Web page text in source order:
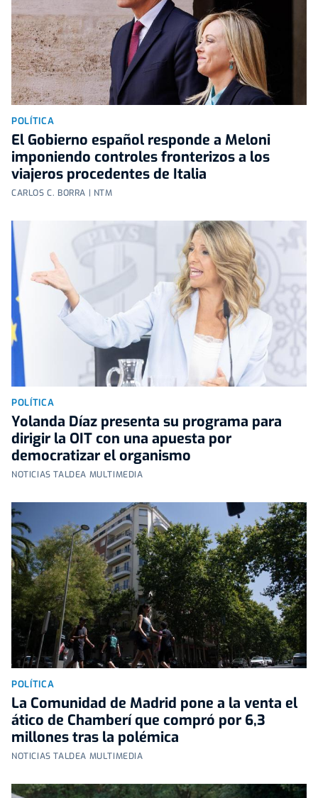
POLÍTICA
El Gobierno español responde a Meloni
imponiendo controles fronterizos a los
viajeros procedentes de Italia
CARLOS C. BORRA | NTM
POLÍTICA
Yolanda Díaz presenta su programa para
dirigir la OIT con una apuesta por
democratizar el organismo
NOTICIAS TALDEA MULTIMEDIA
POLÍTICA
La Comunidad de Madrid pone a la venta el
ático de Chamberí que compró por 6,3
millones tras la polémica
NOTICIAS TALDEA MULTIMEDIA